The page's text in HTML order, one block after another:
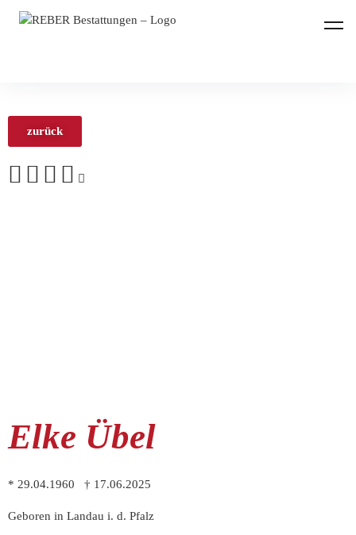
REBER Bestattungen
zurück
Elke Übel
* 29.04.1960 † 17.06.2025
Geboren in Landau i. d. Pfalz